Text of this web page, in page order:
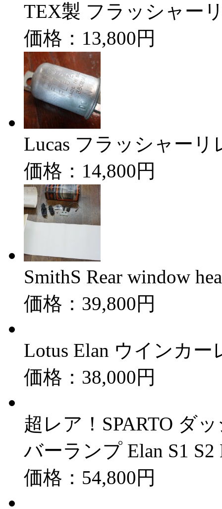
TEX製 フラッシャー
価格：13,800円
Lucas フラッシャーリ
価格：14,800円
SmithS Rear window
価格：39,800円
Lotus Elan ウインカー
価格：38,000円
超レア！SPARTO ダ
バーランプ Elan S1 S2
価格：54,800円